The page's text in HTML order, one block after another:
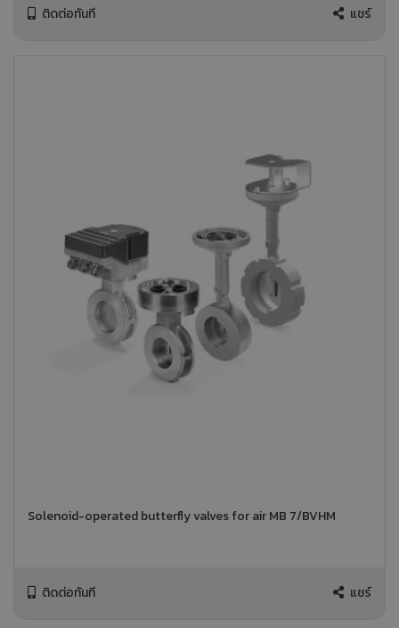
ติดต่อทันที แชร์
Solenoid-operated butterfly valves for air MB 7/BVHM
ติดต่อทันที แชร์